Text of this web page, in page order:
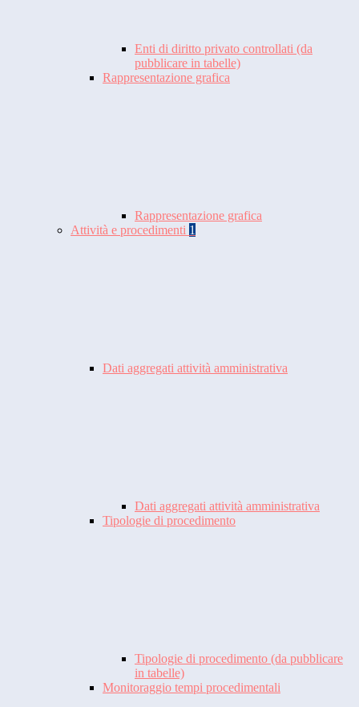
Enti di diritto privato controllati (da
pubblicare in tabelle)
Rappresentazione grafica
Rappresentazione grafica
Attività e procedimenti 1
Dati aggregati attività amministrativa
Dati aggregati attività amministrativa
Tipologie di procedimento
Tipologie di procedimento (da pubblicare
in tabelle)
Monitoraggio tempi procedimentali